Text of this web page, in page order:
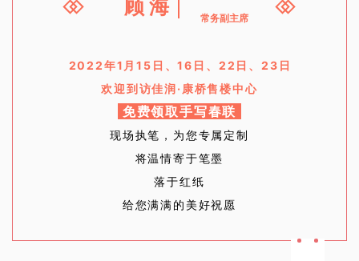
顾 海
常务副主席
2022年1月15日、16日、 22日、23日
欢迎到访佳润·康桥售楼中心
免费领取手写春联
现场执笔，为您专属定制
将温情寄于笔墨
落于红纸
给您满满的美好祝愿